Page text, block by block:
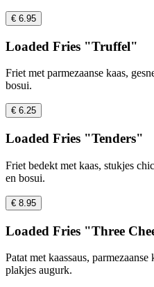
€ 6.95
Loaded Fries "Truffel"
Friet met parmezaanse kaas,
bosui.
€ 6.25
Loaded Fries "Tenders"
Friet bedekt met kaas, stukjes
en bosui.
€ 8.95
Loaded Fries "Three
Patat met kaassaus,
plakjes augurk.